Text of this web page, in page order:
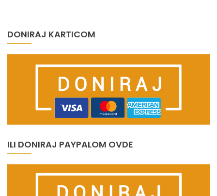
DONIRAJ KARTICOM
ILI DONIRAJ PAYPALOM OVDE